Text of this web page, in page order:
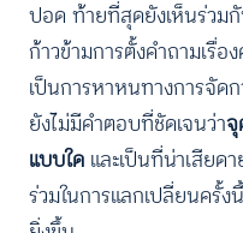
ปอด ท้ายที่สุดยังเห็นร่วมกั
ก้าวข้ามการตั้งคำถามเรื่อ
เป็นการหาหนทางการจัด
ยังไม่มีคำตอบที่ชัดเจนว่า
แบบใด และเป็นที่น่าเสียด
ร่วมในการแลกเปลี่ยนครั้ง
A-
ระยะห่างข้อคว
ปกติ
ปรับสีสำหรับ